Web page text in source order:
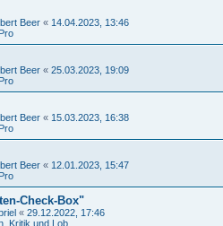
Beer « 14.04.2023, 13:46
Beer « 25.03.2023, 19:09
Beer « 15.03.2023, 16:38
Beer « 12.01.2023, 15:47
Check-Box"
« 29.12.2022, 17:46
Kritik und Lob